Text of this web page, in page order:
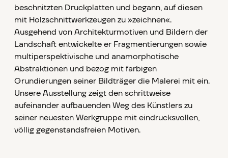
beschnitzten Druckplatten und begann, auf diesen
mit Holzschnittwerkzeugen zu »zeichnen«.
Ausgehend von Architekturmotiven und Bildern der
Landschaft entwickelte er Fragmentierungen sowie
multiperspektivische und anamorphotische
Abstraktionen und bezog mit farbigen
Grundierungen seiner Bildträger die Malerei mit ein.
Unsere Ausstellung zeigt den schrittweise
aufeinander aufbauenden Weg des Künstlers zu
seiner neuesten Werkgruppe mit eindrucksvollen,
völlig gegenstandsfreien Motiven.